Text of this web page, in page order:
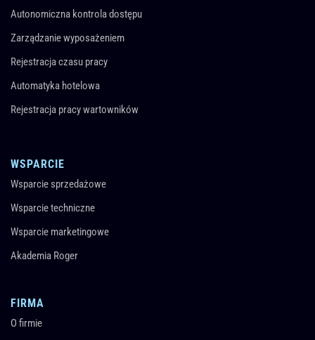
Autonomiczna kontrola dostępu
Zarządzanie wyposażeniem
Rejestracja czasu pracy
Automatyka hotelowa
Rejestracja pracy wartowników
WSPARCIE
Wsparcie sprzedażowe
Wsparcie techniczne
Wsparcie marketingowe
Akademia Roger
FIRMA
O firmie